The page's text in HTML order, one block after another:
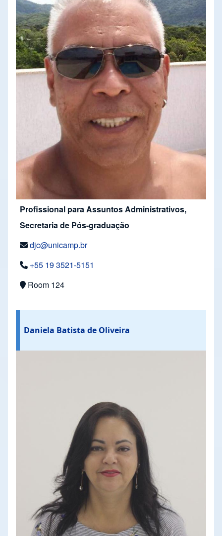
Profissional para Assuntos Administrativos,
Secretaria de Pós-graduação
djc@unicamp.br
+55 19 3521-5151
Room 124
Daniela Batista de Oliveira